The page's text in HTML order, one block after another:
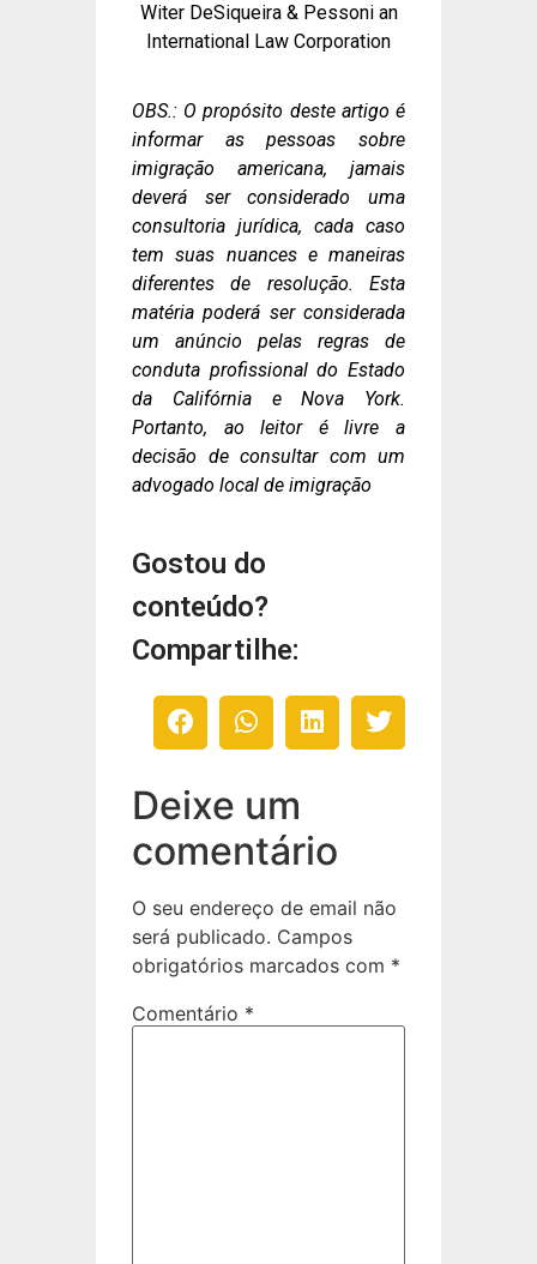
Witer DeSiqueira & Pessoni an
International Law Corporation
OBS.: O propósito deste artigo é
informar as pessoas sobre
imigração americana, jamais
deverá ser considerado uma
consultoria jurídica, cada caso
tem suas nuances e maneiras
diferentes de resolução. Esta
matéria poderá ser considerada
um anúncio pelas regras de
conduta profissional do Estado
da Califórnia e Nova York.
Portanto, ao leitor é livre a
decisão de consultar com um
advogado local de imigração
Gostou do
conteúdo?
Compartilhe:
Deixe um
comentário
O seu endereço de email não
será publicado. Campos
obrigatórios marcados com *
Comentário *